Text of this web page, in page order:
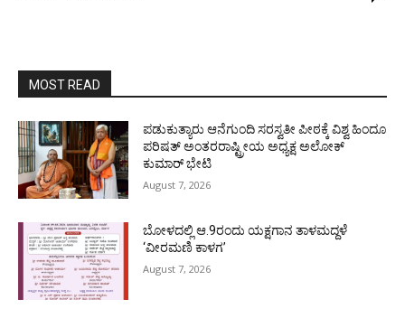
MOST READ
ಪಡುಕುತ್ಯಾರು ಆನೆಗುಂದಿ ಸರಸ್ವತೀ ಪೀಠಕ್ಕೆ ವಿಶ್ವ ಹಿಂದೂ
ಪರಿಷತ್ ಅಂತರರಾಷ್ಟ್ರೀಯ ಅಧ್ಯಕ್ಷ ಅಲೋಕ್
ಕುಮಾರ್ ಭೇಟಿ
August 7, 2026
ಬೋಳದಲ್ಲಿ ಆ.9ರಂದು ಯಕ್ಷಗಾನ ತಾಳಮದ್ದಳೆ
‘ವೀರಮಣಿ ಕಾಳಗ’
August 7, 2026